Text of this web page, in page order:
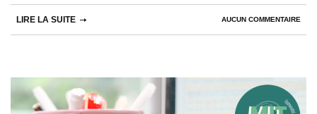
AUCUN COMMENTAIRE
LIRE LA SUITE